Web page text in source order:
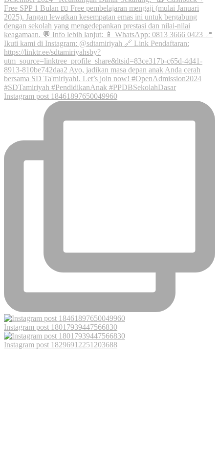
Instagram post 18461897650049960
Instagram post 18017939447566830
Instagram post 18296912251203688